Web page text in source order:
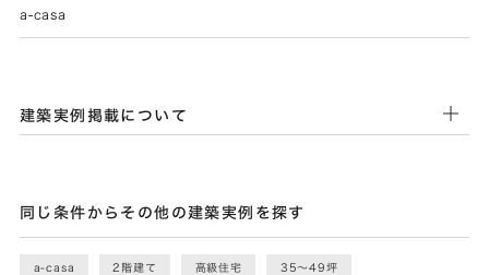
a-casa
建築実例掲載について
同じ条件からその他の建築実例を探す
a-casa 2階建て 高級住宅 35〜49坪